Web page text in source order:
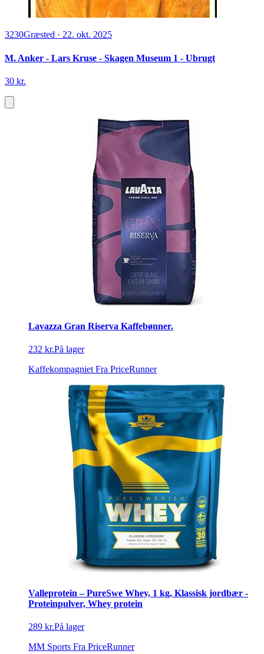
3230Græsted · 22. okt. 2025
M. Anker - Lars Kruse - Skagen Museum 1 - Ubrugt
30 kr.
Lavazza Gran Riserva Kaffebønner.
232 kr.På lager
Kaffekompagniet Fra PriceRunner
Valleprotein – PureSwe Whey, 1 kg, Klassisk jordbær -
Proteinpulver, Whey protein
289 kr.På lager
MM Sports Fra PriceRunner